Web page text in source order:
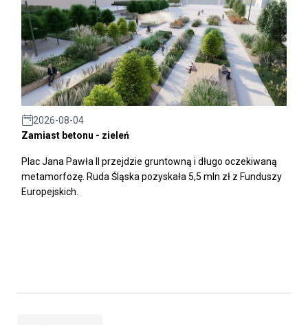
2026-08-04
Zamiast betonu - zieleń
Plac Jana Pawła II przejdzie gruntowną i długo oczekiwaną
metamorfozę. Ruda Śląska pozyskała 5,5 mln zł z Funduszy
Europejskich.